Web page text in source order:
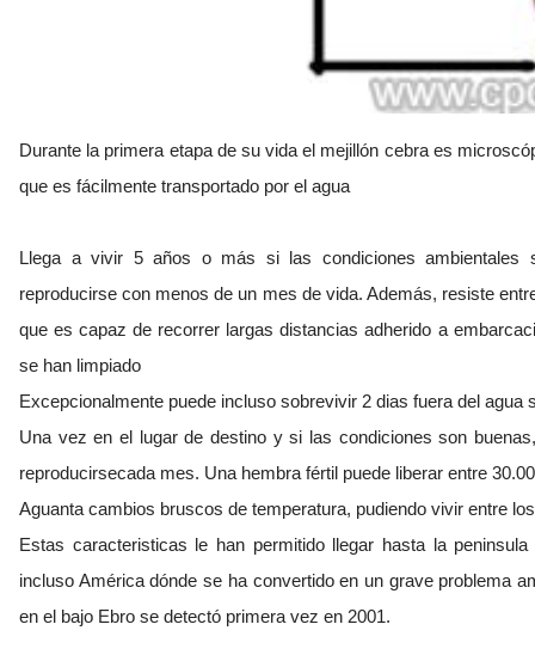
Durante la primera etapa de su vida el mejillón cebra es
que es fácilmente transportado por el agua
Llega a vivir 5 años o más si las condiciones ambientales
reproducirse con menos de un mes de vida. Además, resiste
que es capaz de recorrer largas distancias adherido a
se han limpiado
Excepcionalmente puede incluso sobrevivir 2 dias fuera del agua
Una vez en el lugar de destino y si las condiciones son
reproducirsecada mes. Una hembra fértil puede liberar entre
Aguanta cambios bruscos de temperatura, pudiendo vivir entre
Estas caracteristicas le han permitido llegar hasta la
incluso América dónde se ha convertido en un grave problema
en el bajo Ebro se detectó primera vez en 2001.